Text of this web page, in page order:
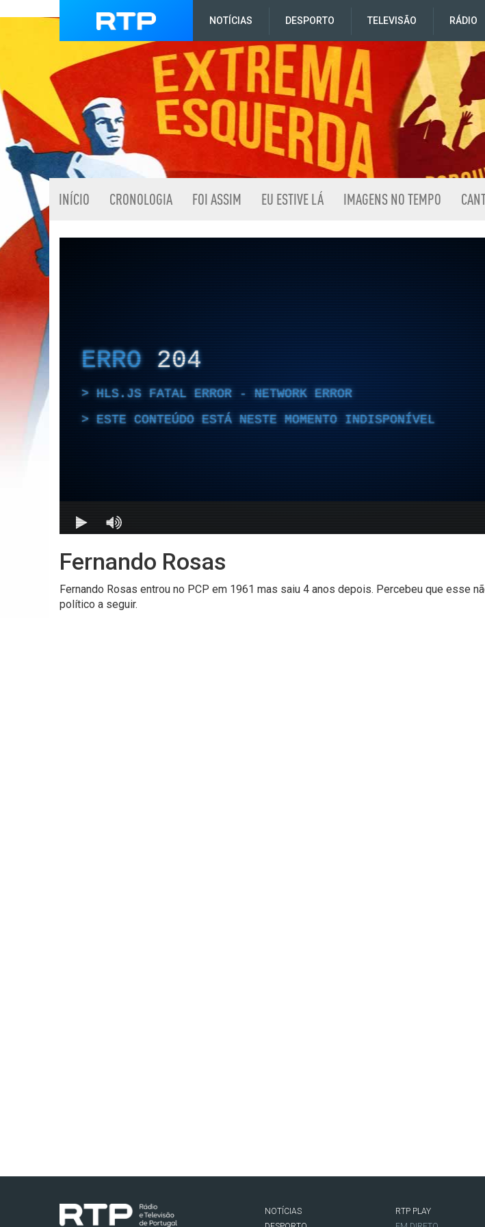
NOTÍCIAS DESPORTO TELEVISÃO RÁDIO
INÍCIO CRONOLOGIA FOI ASSIM EU ESTIVE LÁ IMAGENS NO TEMPO
Fernando Rosas
Fernando Rosas entrou no PCP em 1961 mas saiu 4 anos depois. Percebeu que esse
político a seguir.
NOTÍCIAS
RTP PLAY